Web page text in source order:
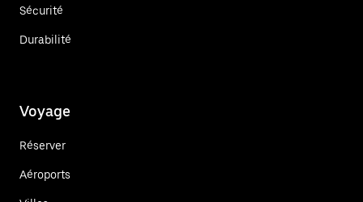
Sécurité
Durabilité
Voyage
Réserver
Aéroports